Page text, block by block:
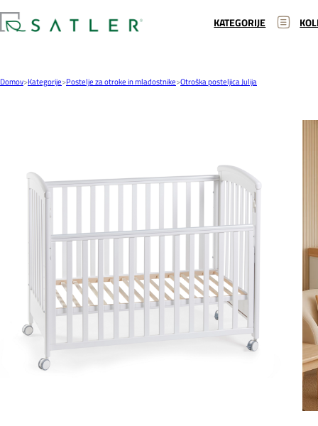
KATEGORIJE
Domov>Kategorije>Postelje za otroke in mladostnike>Otroška posteljica Julija